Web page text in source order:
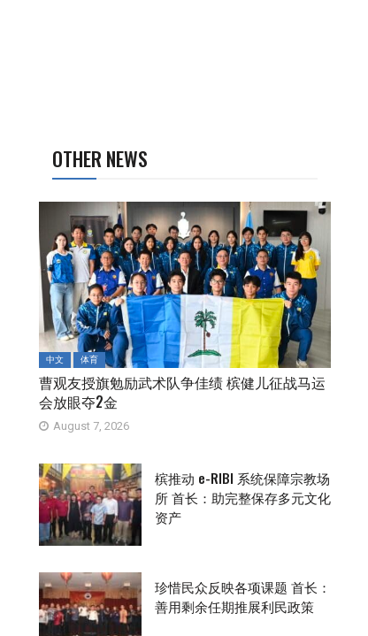
OTHER NEWS
中文 体育
曹观友授旗勉励武术队争佳绩 槟健儿征战马运
会放眼夺2金
August 7, 2026
槟推动 e-RIBI 系统保障宗教场
所 首长：助完整保存多元文化
资产
珍惜民众反映各项课题 首长：
善用剩余任期推展利民政策